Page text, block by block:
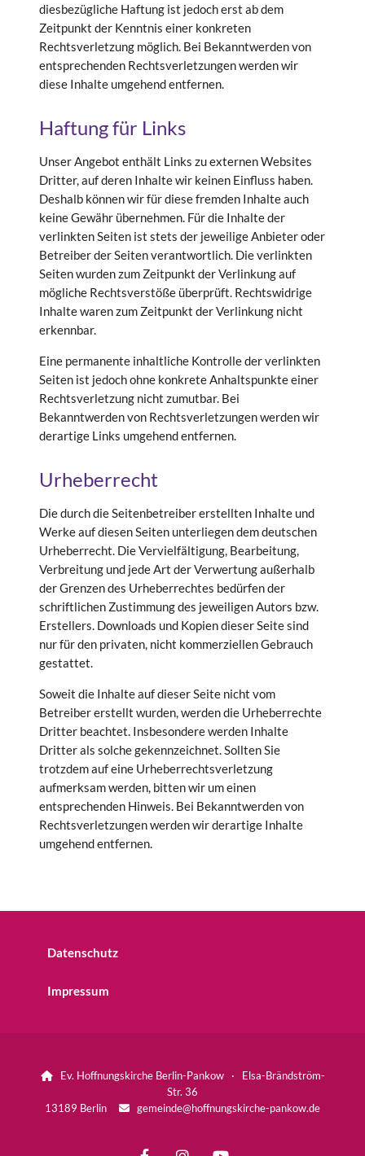
diesbezügliche Haftung ist jedoch erst ab dem
Zeitpunkt der Kenntnis einer konkreten
Rechtsverletzung möglich. Bei Bekanntwerden von
entsprechenden Rechtsverletzungen werden wir
diese Inhalte umgehend entfernen.
Haftung für Links
Unser Angebot enthält Links zu externen Websites
Dritter, auf deren Inhalte wir keinen Einfluss haben.
Deshalb können wir für diese fremden Inhalte auch
keine Gewähr übernehmen. Für die Inhalte der
verlinkten Seiten ist stets der jeweilige Anbieter oder
Betreiber der Seiten verantwortlich. Die verlinkten
Seiten wurden zum Zeitpunkt der Verlinkung auf
mögliche Rechtsverstöße überprüft. Rechtswidrige
Inhalte waren zum Zeitpunkt der Verlinkung nicht
erkennbar.
Eine permanente inhaltliche Kontrolle der verlinkten
Seiten ist jedoch ohne konkrete Anhaltspunkte einer
Rechtsverletzung nicht zumutbar. Bei
Bekanntwerden von Rechtsverletzungen werden wir
derartige Links umgehend entfernen.
Urheberrecht
Die durch die Seitenbetreiber erstellten Inhalte und
Werke auf diesen Seiten unterliegen dem deutschen
Urheberrecht. Die Vervielfältigung, Bearbeitung,
Verbreitung und jede Art der Verwertung außerhalb
der Grenzen des Urheberrechtes bedürfen der
schriftlichen Zustimmung des jeweiligen Autors bzw.
Erstellers. Downloads und Kopien dieser Seite sind
nur für den privaten, nicht kommerziellen Gebrauch
gestattet.
Soweit die Inhalte auf dieser Seite nicht vom
Betreiber erstellt wurden, werden die Urheberrechte
Dritter beachtet. Insbesondere werden Inhalte
Dritter als solche gekennzeichnet. Sollten Sie
trotzdem auf eine Urheberrechtsverletzung
aufmerksam werden, bitten wir um einen
entsprechenden Hinweis. Bei Bekanntwerden von
Rechtsverletzungen werden wir derartige Inhalte
umgehend entfernen.
Datenschutz
Impressum
Ev. Hoffnungskirche Berlin-Pankow · Elsa-Brändström-
Str. 36
13189 Berlin
 gemeinde@hoffnungskirche-pankow.de